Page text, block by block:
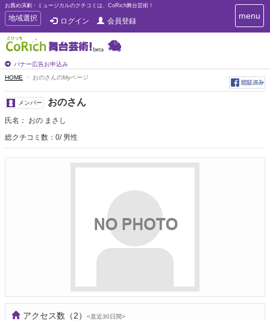
お薦め演劇・ミュージカルのクチコミは、CoRich舞台芸術！
T
o
g
g
e
n
a
v
i
g
t
i
地域選択 ログイン 会員登録
バナー広告お申込み
T
o
e
n
a
t
menu
HOME おのさんのMyページ
メンバー おのさん
氏名： おの まさし
総クチコミ数：0 男性
アクセス数 （2） <直近30日間>